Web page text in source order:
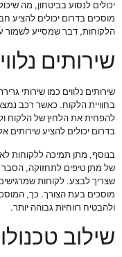
יכולים לנסוע בביטחון, מה
מוסכים בדרום יכולים להציע
הלקוחות, דבר שמסייע לשמור
שירותים
שירותים נלווים כמו שירותי
בחוויית הלקוח. כאשר רכב
להפחית את הלחץ של הלקוח
בדרום יכולים להציע
בנוסף, מתן תמיכה ללקוחות
של מתן טיפים לתחזוקה,
שצריך לבצע. לקוחות
מוסכים בעת הצורך. כך,
ולהבטיח רווחיות גבוהה יותר.
שילוב